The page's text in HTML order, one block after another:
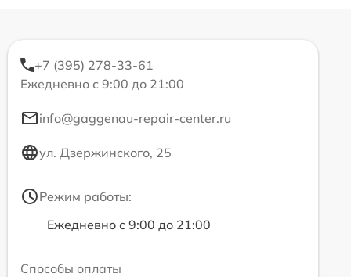
+7 (395) 278-33-61
Ежедневно с 9:00 до 21:00
info@gaggenau-repair-center.ru
ул. Дзержинского, 25
Режим работы:
Ежедневно с 9:00 до 21:00
Способы оплаты